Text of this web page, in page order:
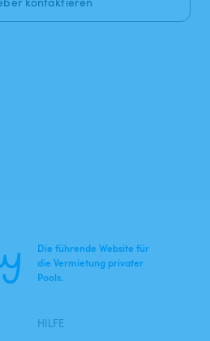
Die führende Website für
die Vermietung privater
Pools.
HILFE